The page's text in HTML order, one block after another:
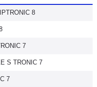
8
7
S TRONIC 7
7